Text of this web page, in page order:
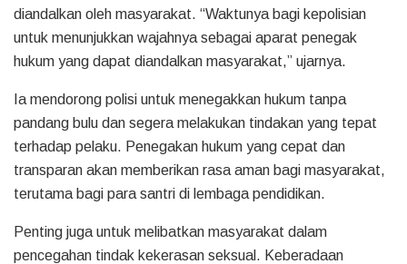
diandalkan oleh masyarakat. “Waktunya bagi kepolisian
untuk menunjukkan wajahnya sebagai aparat penegak
hukum yang dapat diandalkan masyarakat,” ujarnya.
Ia mendorong polisi untuk menegakkan hukum tanpa
pandang bulu dan segera melakukan tindakan yang tepat
terhadap pelaku. Penegakan hukum yang cepat dan
transparan akan memberikan rasa aman bagi masyarakat,
terutama bagi para santri di lembaga pendidikan.
Penting juga untuk melibatkan masyarakat dalam
pencegahan tindak kekerasan seksual. Keberadaan